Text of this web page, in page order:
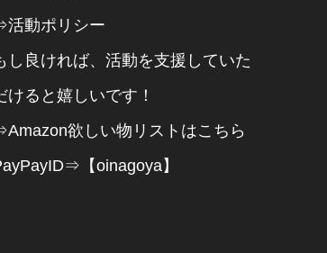
活動ポリシー
し良ければ、活動を支援していた
けると嬉しいです！
欲しい物リストはこちら
【oinagoya】